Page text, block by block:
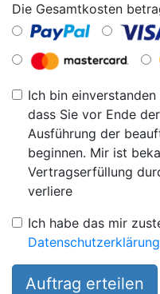
Die Gesamtkosten
Ich bin
dass Sie vor Ende
Ausführung der
beginnen. Mir ist
Vertragserfüllung
verliere
Ich habe das mir
Datenschutzerklärung
Auftrag erteilen